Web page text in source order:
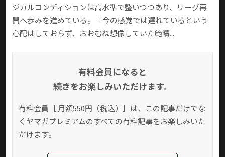
ジカルコンディションは高水準で整いつつあり、リーグ再
開へ歩みを進めている。「今の感覚では遅れているという
心配はしておらず、おおむね想像していた範疇...
有料会員になると
続きをお楽しみいただけます。
有料会員［ 月額550円（税込）］は、この記事だけでな
く ヤマガプレミアムのすべての有料記事をお楽しみいた
だけます。